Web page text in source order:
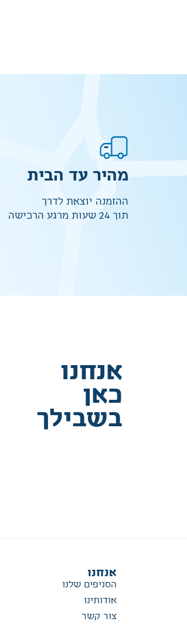
מהיר עד הבית
ההזמנה יוצאת לדרך
תוך 24 שעות מרגע הרכישה
אנחנו
כאן
בשבילך
אנחנו
הסניפים שלנו
אודותינו
צור קשר